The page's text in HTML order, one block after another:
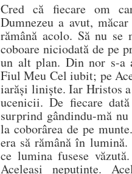
Cred că fiecare om
Dumnezeu a avut,
rămână acolo. Să nu
coboare niciodată de pe
un alt plan. Din nor s-a
Fiul Meu Cel iubit; pe
iarăși liniște. Iar Hristos
ucenicii. De fiecare
surprind gândindu-mă
la coborârea de pe
era să rămână în lumină.
ce lumina fusese
Aceleași neputințe.